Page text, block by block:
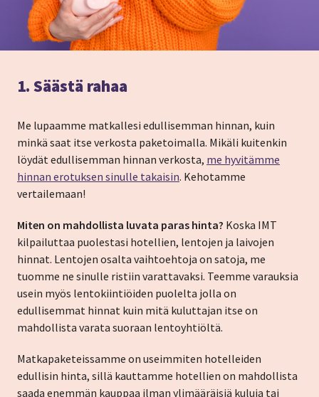
1. Säästä rahaa
Me lupaamme matkallesi edullisemman hinnan, kuin
minkä saat itse verkosta paketoimalla. Mikäli kuitenkin
löydät edullisemman hinnan verkosta, me hyvitämme
hinnan erotuksen sinulle takaisin. Kehotamme
vertailemaan!
Miten on mahdollista luvata paras hinta? Koska IMT
kilpailuttaa puolestasi hotellien, lentojen ja laivojen
hinnat. Lentojen osalta vaihtoehtoja on satoja, me
tuomme ne sinulle ristiin varattavaksi. Teemme varauksia
usein myös lentokiintiöiden puolelta jolla on
edullisemmat hinnat kuin mitä kuluttajan itse on
mahdollista varata suoraan lentoyhtiöltä.
Matkapaketeissamme on useimmiten hotelleiden
edullisin hinta, sillä kauttamme hotellien on mahdollista
saada enemmän kauppaa ilman ylimääräisiä kuluja tai